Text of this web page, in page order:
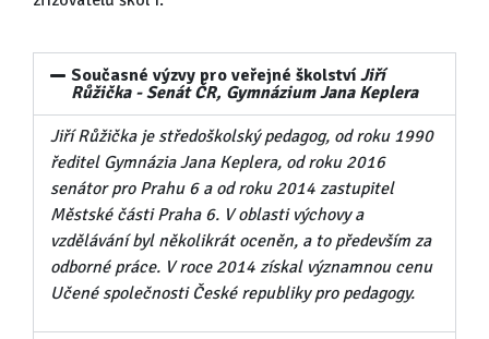
Současné výzvy pro veřejné školstvíJiří
Růžička - Senát ČR, Gymnázium Jana Keplera
Jiří Růžička je středoškolský pedagog, od roku 1990
ředitel Gymnázia Jana Keplera, od roku 2016
senátor pro Prahu 6 a od roku 2014 zastupitel
Městské části Praha 6. V oblasti výchovy a
vzdělávání byl několikrát oceněn, a to především za
odborné práce. V roce 2014 získal významnou cenu
Učené společnosti České republiky pro pedagogy.